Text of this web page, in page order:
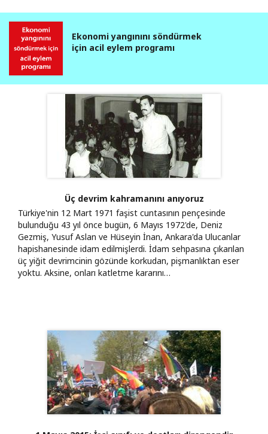
Ekonomi yangınını söndürmek
için acil eylem programı
Üç devrim kahramanını anıyoruz
Türkiye'nin 12 Mart 1971 faşist cuntasının pençesinde
bulunduğu 43 yıl önce bugün, 6 Mayıs 1972'de, Deniz
Gezmiş, Yusuf Aslan ve Hüseyin İnan, Ankara'da Ulucanlar
hapishanesinde idam edilmişlerdi. İdam sehpasına çıkarılan
üç yiğit devrimcinin gözünde korkudan, pişmanlıktan eser
yoktu. Aksine, onları katletme kararını…